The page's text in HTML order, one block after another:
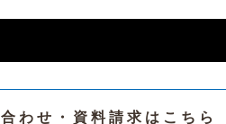
わせ・ 資料請求はこちら